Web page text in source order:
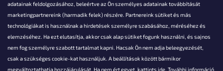
adatainak feldolgozásához, beleértve az Ön személyes adatainak továbbítását
marketingpartnereink (harmadik felek) részére. Partnereink sütiket és más
technológiákat is használnak a hirdetések személyre szabásához, méréséhez és
elemzéséhez. Ha ezt elutasítja, akkor csak alap sütiket fogunk használni, és sajnos
nem fog személyre szabott tartalmat kapni. Hacsak Ön nem adja beleegyezését,
csak a szükséges cookie-kat használjuk. A beállítások között bármikor
megváltoztathatja hozzájárulását. Ha nem ért egyet, kattints ide. További információ